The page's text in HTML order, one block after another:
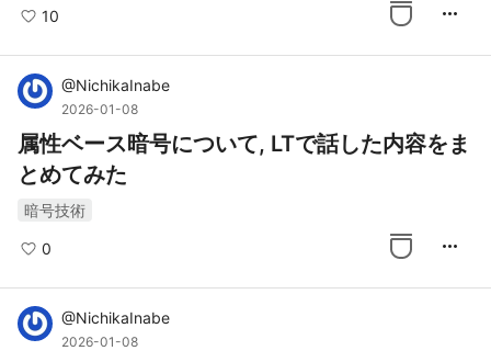
10 more_horiz
@NichikaInabe
2026-01-08
属性ベース暗号について, LTで話した内容をま
とめてみた
暗号技術
0 more_horiz
@NichikaInabe
2026-01-08